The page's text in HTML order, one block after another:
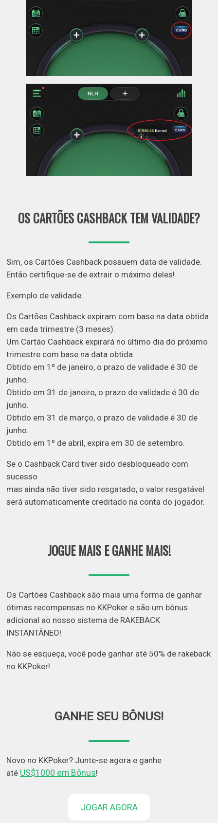
OS CARTÕES CASHBACK TEM VALIDADE?
Sim, os Cartões Cashback possuem data de validade.
Então certifique-se de extrair o máximo deles!
Exemplo de validade:
Os Cartões Cashback expiram com base na data obtida
em cada trimestre (3 meses).
Um Cartão Cashback expirará no último dia do próximo
trimestre com base na data obtida.
Obtido em 1º de janeiro, o prazo de validade é 30 de
junho.
Obtido em 31 de janeiro, o prazo de validade é 30 de
junho.
Obtido em 31 de março, o prazo de validade é 30 de
junho.
Obtido em 1º de abril, expira em 30 de setembro.
Se o Cashback Card tiver sido desbloqueado com
sucesso
mas ainda não tiver sido resgatado, o valor resgatável
será automaticamente creditado na conta do jogador.
JOGUE MAIS E GANHE MAIS!
Os Cartões Cashback são mais uma forma de ganhar
ótimas recompensas no KKPoker e são um bônus
adicional ao nosso sistema de RAKEBACK
INSTANTÂNEO!
Não se esqueça, você pode ganhar até 50% de rakeback
no KKPoker!
GANHE SEU BÔNUS!
Novo no KKPoker? Junte-se agora e ganhe
até US$1000 em Bônus!
JOGAR AGORA